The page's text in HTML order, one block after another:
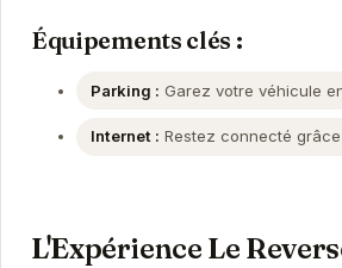
Équipements clés :
Parking : Garez votre véhicule
Internet : Restez connecté
L'Expérience Le